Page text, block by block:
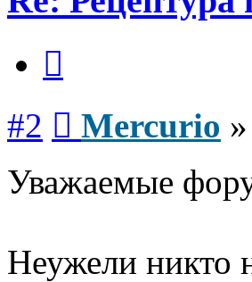
#2 Mercurio »
Уважаемые
Неужели никто